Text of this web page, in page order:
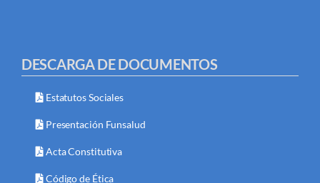
DESCARGA DE DOCUMENTOS
Estatutos Sociales
Presentación Funsalud
Acta Constitutiva
Código de Ética